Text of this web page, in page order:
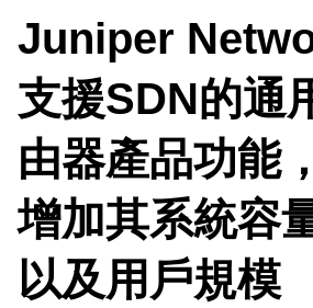
Juniper
支援SDN的通
由器產品功能
增加其系統容
以及用戶規模